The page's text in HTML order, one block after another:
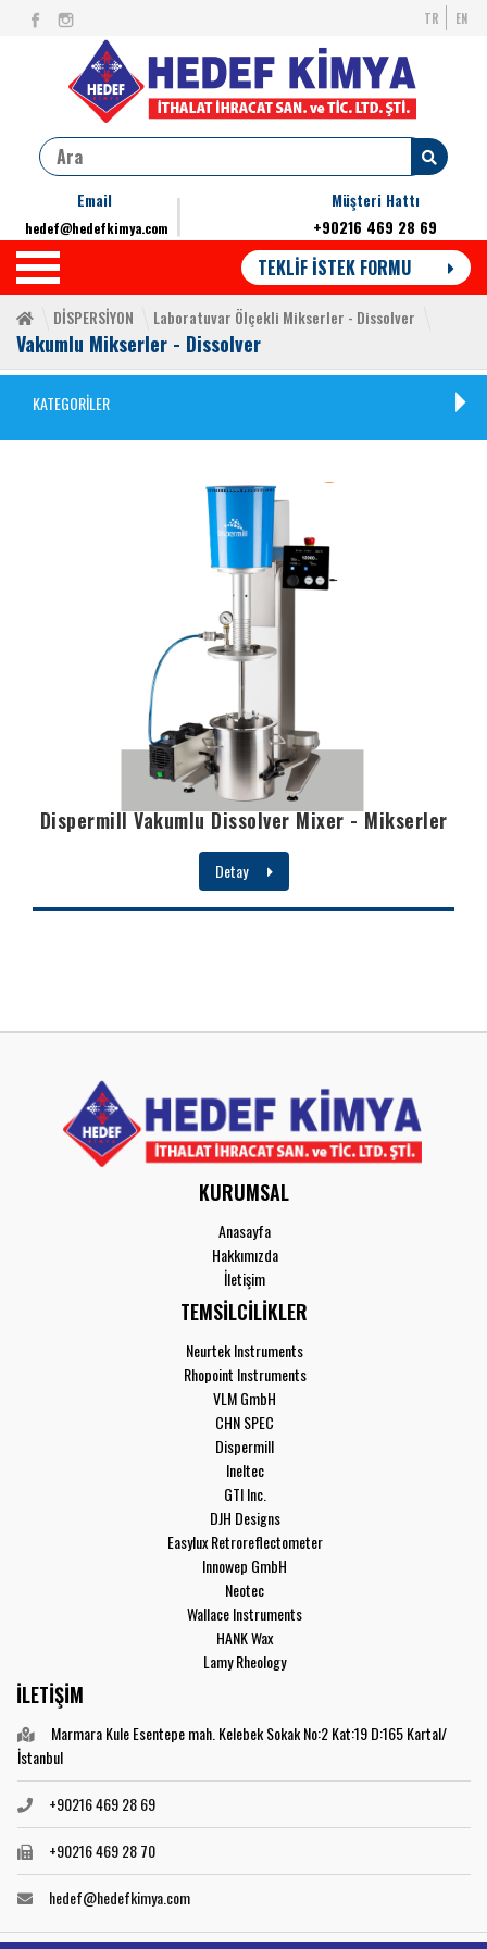
TR EN
Müşteri Hattı
+90216 469 28 69
Email
hedef@hedefkimya.com
TEKLİF İSTEK FORMU
DİSPERSİYON Laboratuvar Ölçekli Mikserler - Dissolver
Vakumlu Mikserler - Dissolver
KATEGORİLER
Dispermill Vakumlu Dissolver Mixer - Mikserler
Detay
KURUMSAL
Anasayfa
Hakkımızda
İletişim
TEMSİLCİLİKLER
Neurtek Instruments
Rhopoint Instruments
VLM GmbH
CHN SPEC
Dispermill
Ineltec
GTI Inc.
DJH Designs
Easylux Retroreflectometer
Innowep GmbH
Neotec
Wallace Instruments
HANK Wax
Lamy Rheology
İLETİŞİM
Marmara Kule Esentepe mah. Kelebek Sokak No:2 Kat:19 D:165 Kartal/
İstanbul
+90216 469 28 69
+90216 469 28 70
hedef@hedefkimya.com